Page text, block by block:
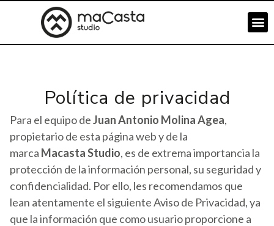
Política de privacidad
Para el equipo deJuan Antonio Molina Agea,
propietario de esta página web y de la
marca Macasta Studio, es de extrema importancia la
protección de la información personal, su seguridad y
confidencialidad. Por ello, les recomendamos que
lean atentamente el siguiente Aviso de Privacidad, ya
que la información que como usuario proporcione a